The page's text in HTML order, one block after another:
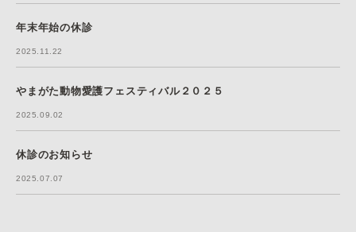
年末年始の休診
2025.11.22
やまがた動物愛護フェスティバル２０２５
2025.09.02
休診のお知らせ
2025.07.07